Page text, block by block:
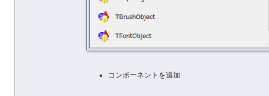
コンポーネントを追加